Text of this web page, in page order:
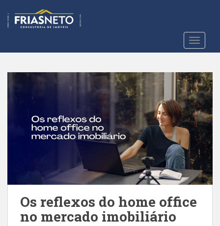
t
Os reflexos do home office
no mercado imobiliário